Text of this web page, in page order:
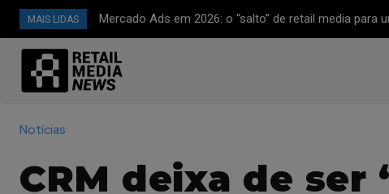
MAIS LIDAS
Mercado Ads em 2026: o “salto” de retail media para
plataforma de mídia full-funnel (CTV, off-site e
avançada)
Notícias
CRM deixa de